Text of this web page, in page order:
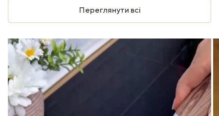
Переглянути всі